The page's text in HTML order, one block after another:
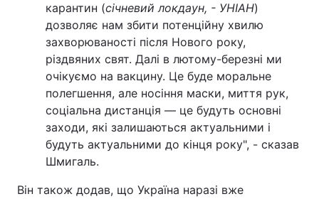
карантин (січневий локдаун, - УНІАН)
дозволяє нам збити потенційну хвилю
захворюваності після Нового року,
різдвяних свят. Далі в лютому-березні ми
очікуємо на вакцину. Це буде моральне
полегшення, але носіння маски, миття рук,
соціальна дистанція — це будуть основні
заходи, які залишаються актуальними і
будуть актуальними до кінця року", - сказав
Шмигаль.
Він також додав, що Україна наразі вже